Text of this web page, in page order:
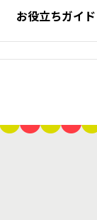
お役立ちガイド